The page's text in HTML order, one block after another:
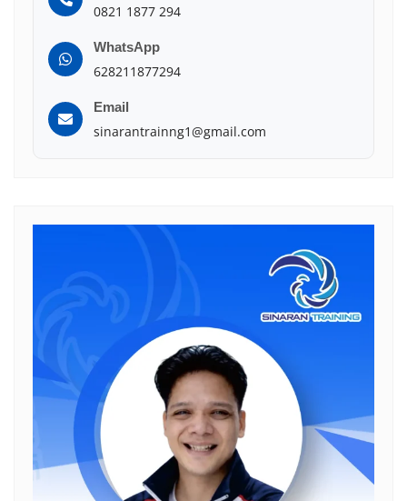
0821 1877 294
WhatsApp
628211877294
Email
sinarantrainng1@gmail.com